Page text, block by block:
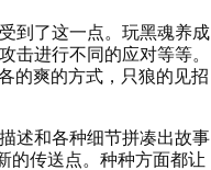
到了这一点。玩黑魂养成
击进行不同的应对等等。
的爽的方式，只狼的见招
述和各种细节拼凑出故事
的传送点。种种方面都让